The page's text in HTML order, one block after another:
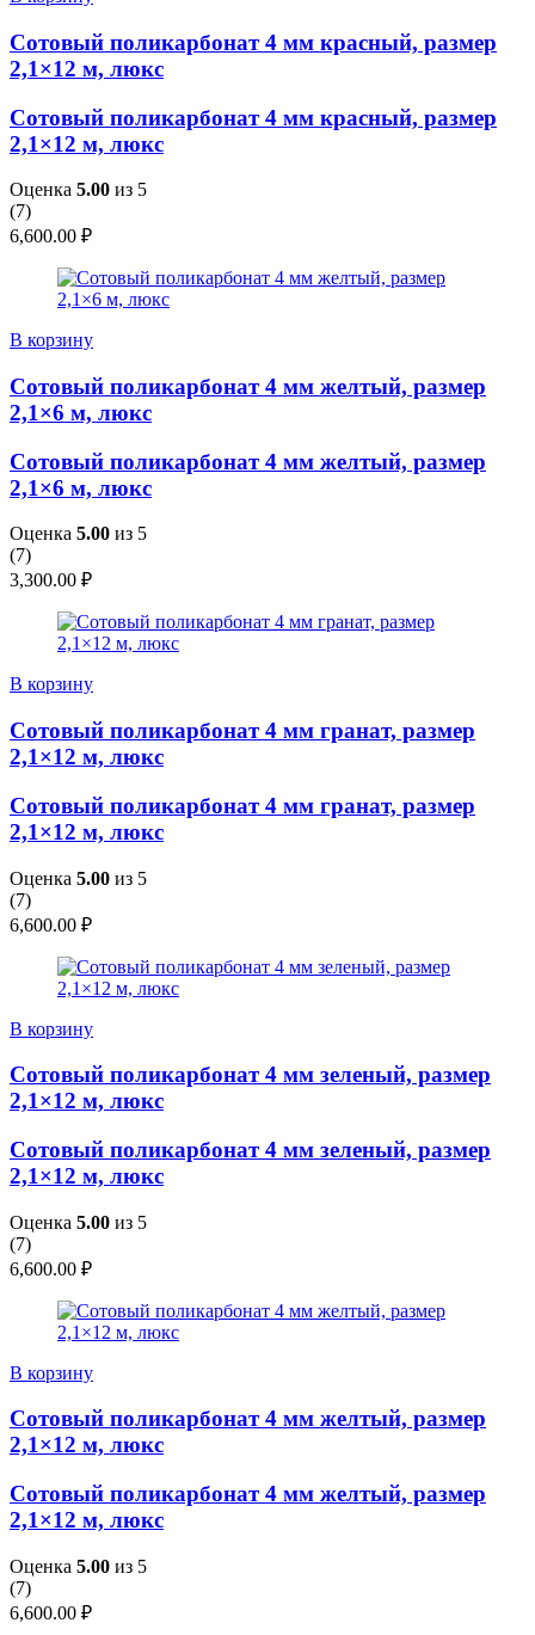
Сотовый поликарбонат 4 мм красный, размер
2,1×12 м, люкс
Сотовый поликарбонат 4 мм красный, размер
2,1×12 м, люкс
Оценка 5.00 из 5
(7)
6,600.00 ₽
В корзину
Сотовый поликарбонат 4 мм желтый, размер
2,1×6 м, люкс
Сотовый поликарбонат 4 мм желтый, размер
2,1×6 м, люкс
Оценка 5.00 из 5
(7)
3,300.00 ₽
В корзину
Сотовый поликарбонат 4 мм гранат, размер
2,1×12 м, люкс
Сотовый поликарбонат 4 мм гранат, размер
2,1×12 м, люкс
Оценка 5.00 из 5
(7)
6,600.00 ₽
В корзину
Сотовый поликарбонат 4 мм зеленый, размер
2,1×12 м, люкс
Сотовый поликарбонат 4 мм зеленый, размер
2,1×12 м, люкс
Оценка 5.00 из 5
(7)
6,600.00 ₽
В корзину
Сотовый поликарбонат 4 мм желтый, размер
2,1×12 м, люкс
Сотовый поликарбонат 4 мм желтый, размер
2,1×12 м, люкс
Оценка 5.00 из 5
(7)
6,600.00 ₽